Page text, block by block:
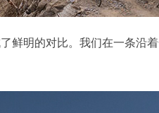
鲜明的对比。我们在一条沿